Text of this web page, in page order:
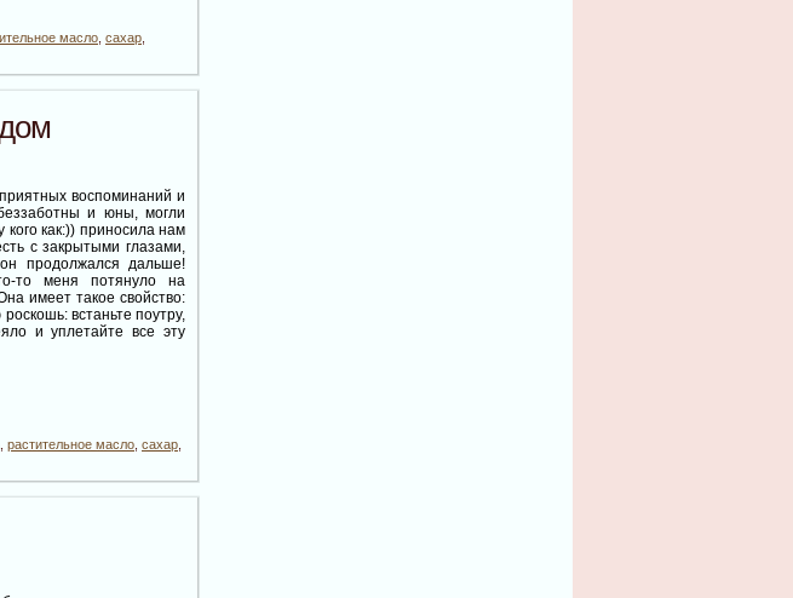
масло сахар
воспоминаний и
и юны, могли
как:)) приносила нам
с закрытыми глазами,
продолжался дальше!
то меня потянуло на
имеет такое свойство:
встаньте поутру,
и уплетайте все эту
растительное масло сахар